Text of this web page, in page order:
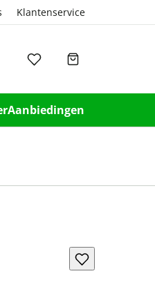
Klantenservice
Aanbiedingen